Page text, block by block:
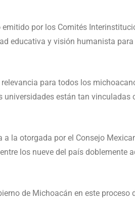
por los Comités
educativa y visión humanista
para todos los
están tan vinculadas
la otorgada por el Consejo
los nueve del país doblemente
de Michoacán en este proceso